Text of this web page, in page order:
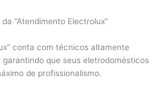
“Atendimento Electrolux”
conta com técnicos altamente
que seus eletrodomésticos
de profissionalismo.